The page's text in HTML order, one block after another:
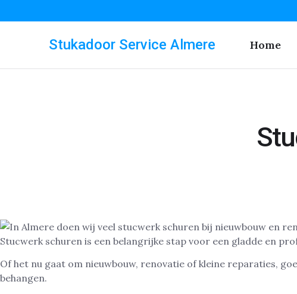
Stukadoor Service Almere Home
Stucwerk schuren is een belangrijke stap voor een gladde en
Of het nu gaat om nieuwbouw, renovatie of kleine reparaties,
behangen.